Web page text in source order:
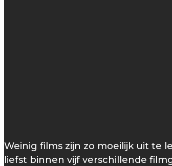
Weinig films zijn zo moeilijk uit te
liefst binnen vijf verschillende